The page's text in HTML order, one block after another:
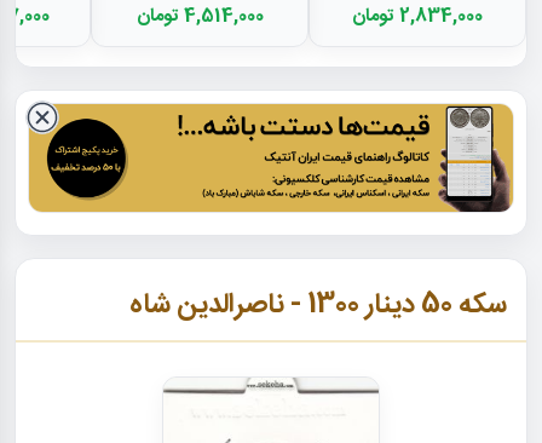
2,834,000 تومان 4,514,000 تومان
سکه 50 دینار 1300 - ناصرالدین شاه